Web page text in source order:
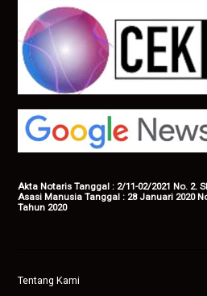
Akta Notaris Tanggal : 2/11-02/2021 No. 2.
Asasi Manusia Tanggal : 28 Januari 2020
Tahun 2020
Tentang Kami